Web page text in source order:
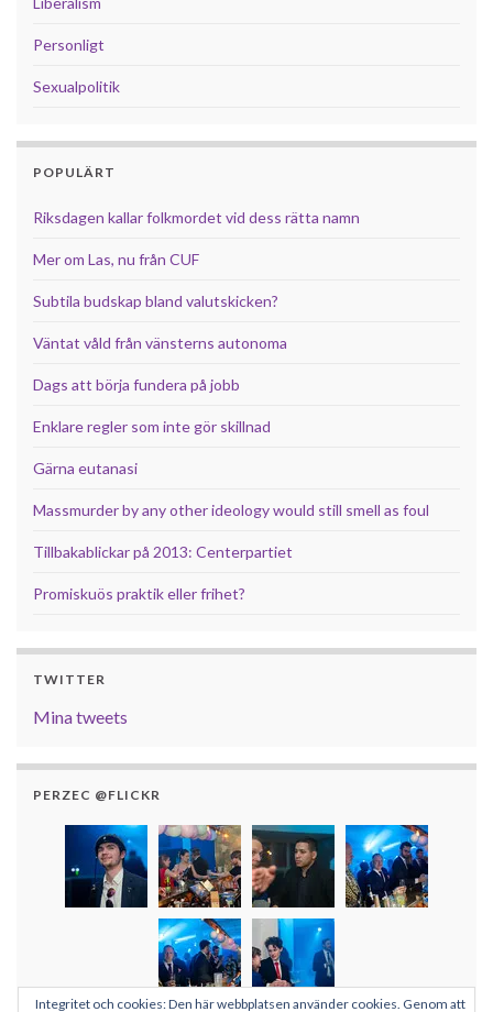
Personligt
Sexualpolitik
POPULÄRT
Riksdagen kallar folkmordet vid dess rätta namn
Mer om Las, nu från CUF
Subtila budskap bland valutskicken?
Väntat våld från vänsterns autonoma
Dags att börja fundera på jobb
Enklare regler som inte gör skillnad
Gärna eutanasi
Massmurder by any other ideology would still smell as foul
Tillbakablickar på 2013: Centerpartiet
Promiskuös praktik eller frihet?
TWITTER
Mina tweets
PERZEC @FLICKR
Integritet och cookies: Den här webbplatsen använder cookies. Genom att